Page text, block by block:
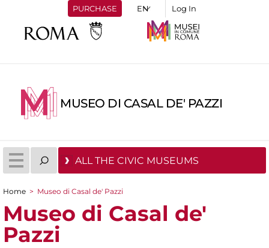
PURCHASE Log In
MUSEO DI CASAL DE' PAZZI
ALL THE CIVIC MUSEUMS
You are here
Home > Museo di Casal de' Pazzi
Museo di Casal de'
Pazzi